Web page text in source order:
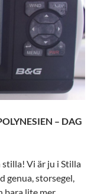
– DAG
Vi är ju i Stilla
genua, storsegel,